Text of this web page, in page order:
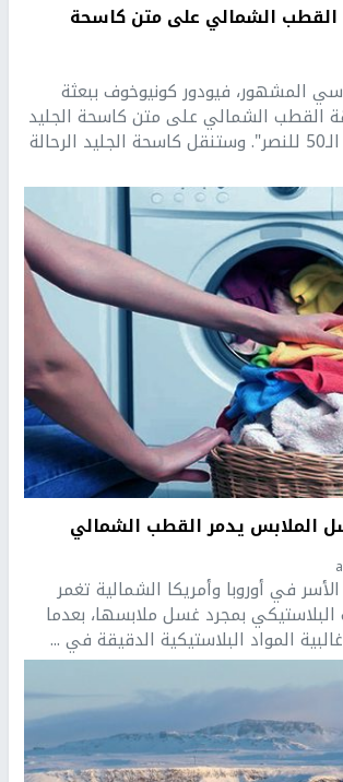
القطب الشمالي على متن كاسحة
المشهور، فيودور كونيوخوف ببعثة
القطب الشمالي على متن كاسحة الجليد
النووية " الذكرى الـ50 للنصر". وستنقل كاسحة الجليد الرحالة
الملابس يدمر القطب الشمالي
في أوروبا وأمريكا الشمالية تغمر
البلاستيكي بمجرد غسل ملابسها، بعدما
المواد البلاستيكية الدقيقة في ...